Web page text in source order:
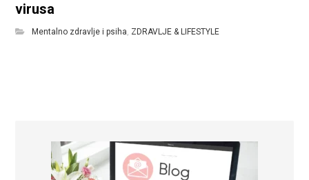
virusa
Mentalno zdravlje i psiha, ZDRAVLJE & LIFESTYLE